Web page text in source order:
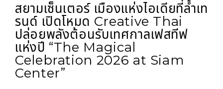
สยามเซ็นเตอร์ เมืองแห่งไอเดียที่ล้ำเท
รนด์ เปิดโหมด Creative Thai
ปล่อยพลังต้อนรับเทศกาลเฟสทีฟ
แห่งปี “The Magical
Celebration 2026 at Siam
Center”